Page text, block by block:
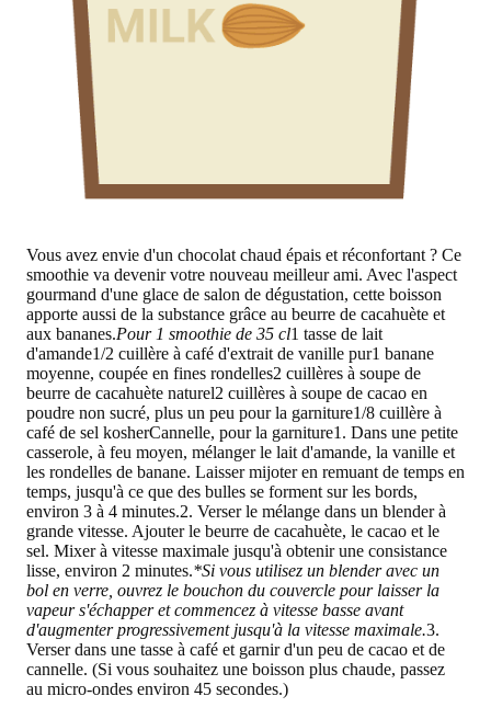
Vous avez envie d'un chocolat chaud épais et réconfortant ? Ce
smoothie va devenir votre nouveau meilleur ami. Avec l'aspect
gourmand d'une glace de salon de dégustation, cette boisson
apporte aussi de la substance grâce au beurre de cacahuète et
aux bananes.Pour 1 smoothie de 35 cl1 tasse de lait
d'amande1/2 cuillère à café d'extrait de vanille pur1 banane
moyenne, coupée en fines rondelles2 cuillères à soupe de
beurre de cacahuète naturel2 cuillères à soupe de cacao en
poudre non sucré, plus un peu pour la garniture1/8 cuillère à
café de sel kosherCannelle, pour la garniture1. Dans une petite
casserole, à feu moyen, mélanger le lait d'amande, la vanille et
les rondelles de banane. Laisser mijoter en remuant de temps en
temps, jusqu'à ce que des bulles se forment sur les bords,
environ 3 à 4 minutes.2. Verser le mélange dans un blender à
grande vitesse. Ajouter le beurre de cacahuète, le cacao et le
sel. Mixer à vitesse maximale jusqu'à obtenir une consistance
lisse, environ 2 minutes.*Si vous utilisez un blender avec un
bol en verre, ouvrez le bouchon du couvercle pour laisser la
vapeur s'échapper et commencez à vitesse basse avant
d'augmenter progressivement jusqu'à la vitesse maximale.3.
Verser dans une tasse à café et garnir d'un peu de cacao et de
cannelle. (Si vous souhaitez une boisson plus chaude, passez
au micro-ondes environ 45 secondes.)